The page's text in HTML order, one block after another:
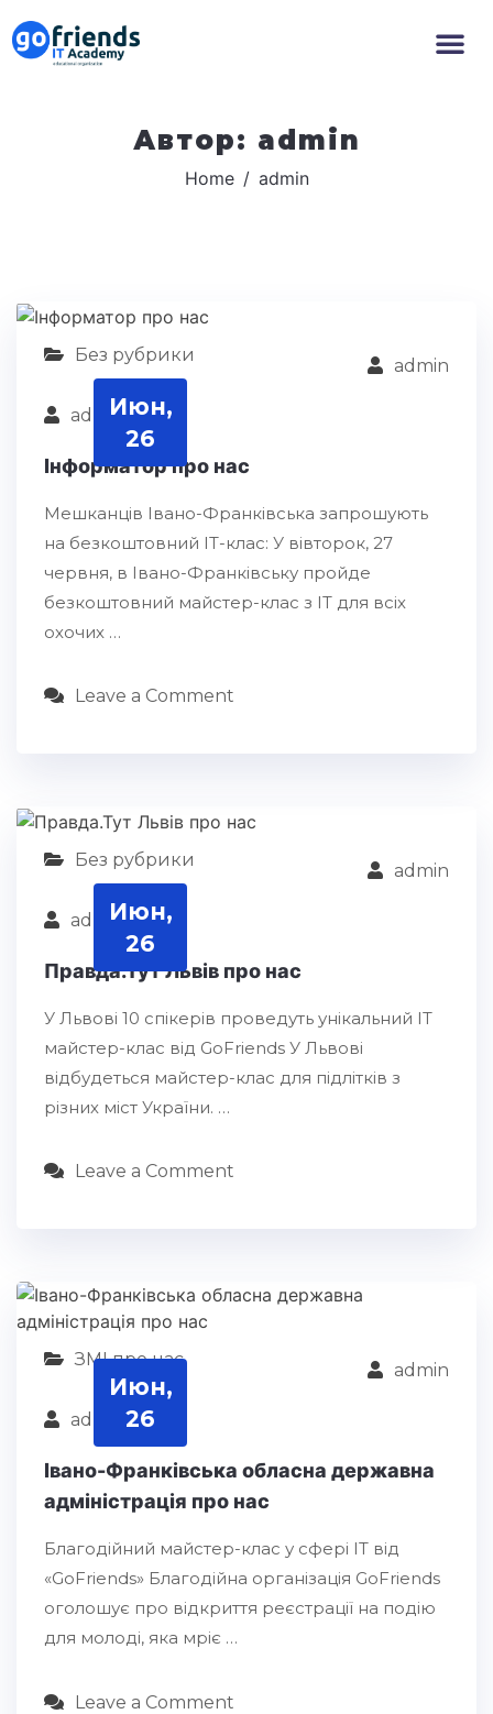
Автор: admin
Home admin
Июн,
26
Без рубрики
admin
admin
Інформатор про нас
Мешканців Івано-Франківська запрошують
на безкоштовний ІТ-клас: У вівторок, 27
червня, в Івано-Франківську пройде
безкоштовний майстер-клас з ІТ для всіх
охочих …
Leave a Comment
Июн,
26
Без рубрики
admin
admin
Правда.Тут Львів про нас
У Львові 10 спікерів проведуть унікальний IT
майстер-клас від GoFriends У Львові
відбудеться майстер-клас для підлітків з
різних міст України. …
Leave a Comment
Июн,
26
ЗМІ про нас
admin
admin
Івано-Франківська обласна державна
адміністрація про нас
Благодійний майстер-клас у сфері ІТ від
«GoFriends» Благодійна організація GoFriends
оголошує про відкриття реєстрації на подію
для молоді, яка мріє …
Leave a Comment